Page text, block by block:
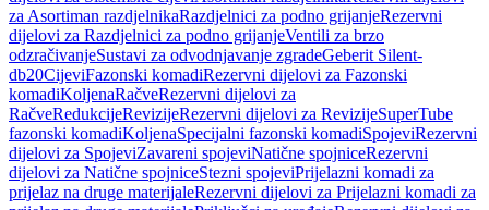
za Asortiman razdjelnikaRazdjelnici za podno grijanjeRezervni
dijelovi za Razdjelnici za podno grijanjeVentili za brzo
odzračivanjeSustavi za odvodnjavanje zgradeGeberit Silent-
db20CijeviFazonski komadiRezervni dijelovi za Fazonski
komadiKoljenaRačveRezervni dijelovi za
RačveRedukcijeRevizijeRezervni dijelovi za RevizijeSuperTube
fazonski komadiKoljenaSpecijalni fazonski komadiSpojeviRezervni
dijelovi za SpojeviZavareni spojeviNatične spojniceRezervni
dijelovi za Natične spojniceStezni spojeviPrijelazni komadi za
prijelaz na druge materijaleRezervni dijelovi za Prijelazni komadi za